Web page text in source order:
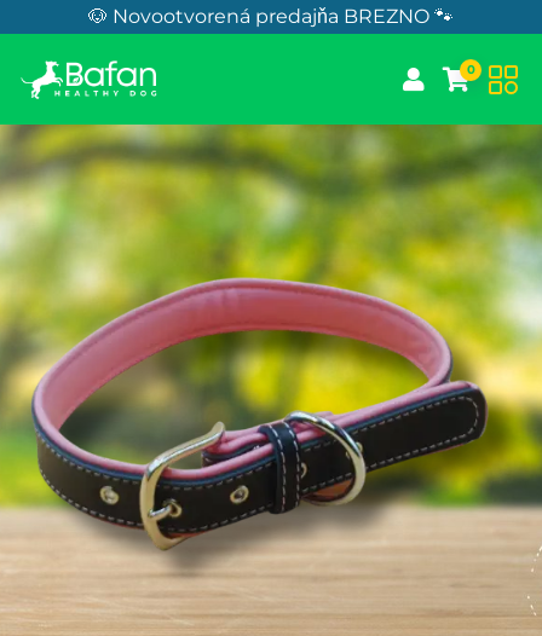
Skip to Content🐶 Novootvorená predajňa BREZNO 🐾
0